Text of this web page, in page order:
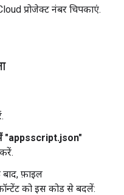
प्रोजेक्ट नंबर चिपकाएं.
"appsscript.json"
फ़ाइल
को इस कोड से बदलें: